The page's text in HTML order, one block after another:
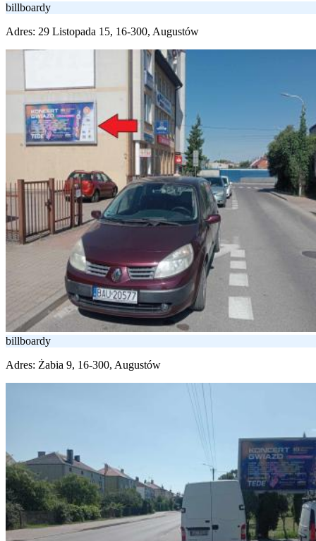
billboardy
Adres: 29 Listopada 15, 16-300, Augustów
billboardy
Adres: Żabia 9, 16-300, Augustów